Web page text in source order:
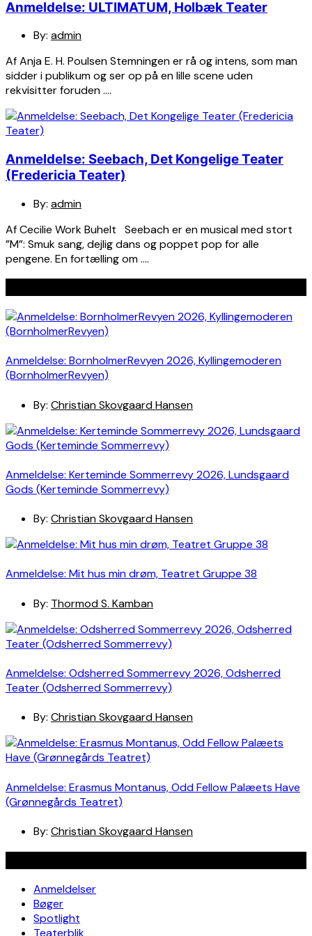
Anmeldelse: ULTIMATUM, Holbæk Teater
By: admin
Af Anja E. H. Poulsen Stemningen er rå og intens, som man
sidder i publikum og ser op på en lille scene uden
rekvisitter foruden ….
Anmeldelse: Seebach, Det Kongelige Teater
(Fredericia Teater)
By: admin
Af Cecilie Work Buhelt Seebach er en musical med stort
”M”: Smuk sang, dejlig dans og poppet pop for alle
pengene. En fortælling om ….
Anmeldelse: BornholmerRevyen 2026, Kyllingemoderen
(BornholmerRevyen)
By: Christian Skovgaard Hansen
Anmeldelse: Kerteminde Sommerrevy 2026, Lundsgaard
Gods (Kerteminde Sommerrevy)
By: Christian Skovgaard Hansen
Anmeldelse: Mit hus min drøm, Teatret Gruppe 38
By: Thormod S. Kamban
Anmeldelse: Odsherred Sommerrevy 2026, Odsherred
Teater (Odsherred Sommerrevy)
By: Christian Skovgaard Hansen
Anmeldelse: Erasmus Montanus, Odd Fellow Palæets Have
(Grønnegårds Teatret)
By: Christian Skovgaard Hansen
Anmeldelser
Bøger
Spotlight
Teaterblik